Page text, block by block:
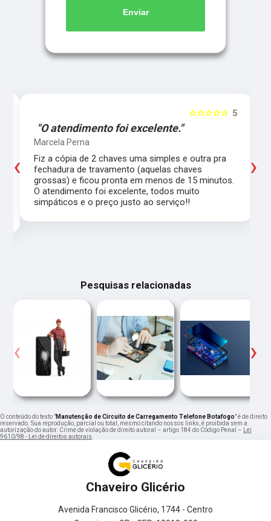
Enviar
5
☆☆☆☆☆
"O atendimento foi excelente."
Marcela Perna
Fiz a cópia de 2 chaves uma simples e outra pra
fechadura de travamento (aquelas chaves
grossas) e ficou pronta em menos de 15 minutos.
O atendimento foi excelente, todos muito
simpáticos e o preço justo ao serviço!!
‹ ›
Pesquisas relacionadas
‹ ›
O conteúdo do texto "Manutenção de Circuito de Carregamento Telefone Botafogo" é de direito
reservado. Sua reprodução, parcial ou total, mesmo citando nossos links, é proibida sem a
autorização do autor. Crime de violação de direito autoral – artigo 184 do Código Penal – Lei
9610/98 - Lei de direitos autorais.
Chaveiro Glicério
Avenida Francisco Glicério, 1744 - Centro